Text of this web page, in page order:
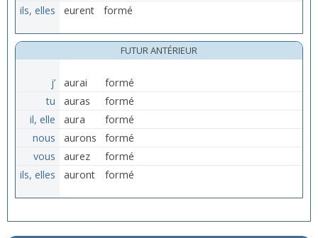
ils, elles
eurent formé
FUTUR ANTÉRIEUR
j’ aurai
formé
tu
auras
formé
il, elle
aura
formé
nous
aurons
formé
vous
aurez
formé
ils, elles
auront formé